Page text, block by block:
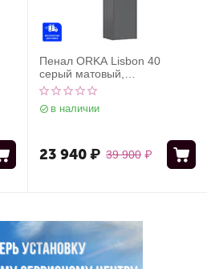
Пенал ORKA Lisbon 40
серый матовый,
универсальный
в наличии
39 900 ₽
23 940₽